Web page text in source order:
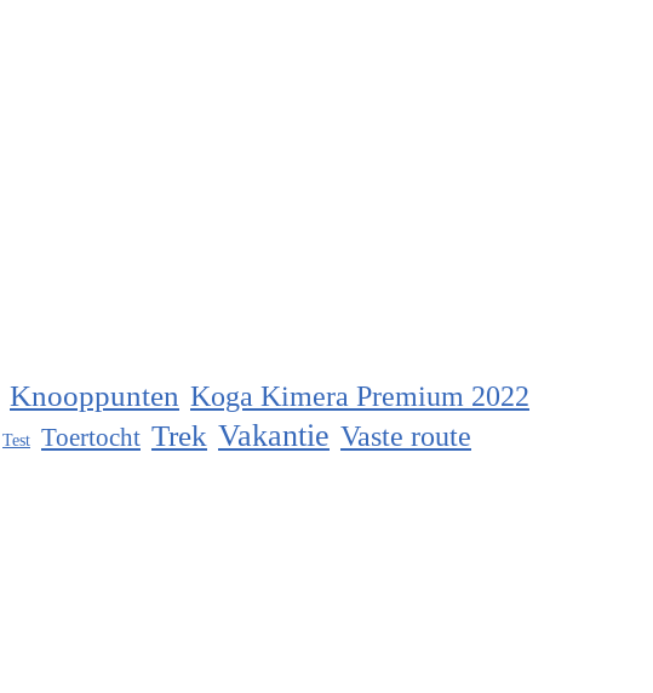
Knooppunten Koga Kimera Premium 2022
Test Toertocht Trek Vakantie Vaste route